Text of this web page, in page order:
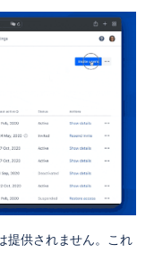
提供されません。これ